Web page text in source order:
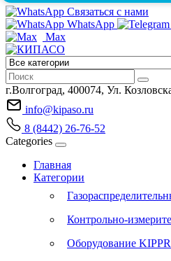
Связаться с нами
WhatsApp
Max
г.Волгоград, 400074, Ул.
info@kipaso.ru
8 (8442) 26-76-52
Categories
Главная
Категории
Контрольно-
Оборудование